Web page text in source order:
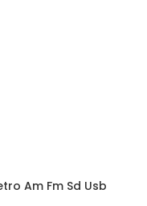
Am Fm Sd Usb